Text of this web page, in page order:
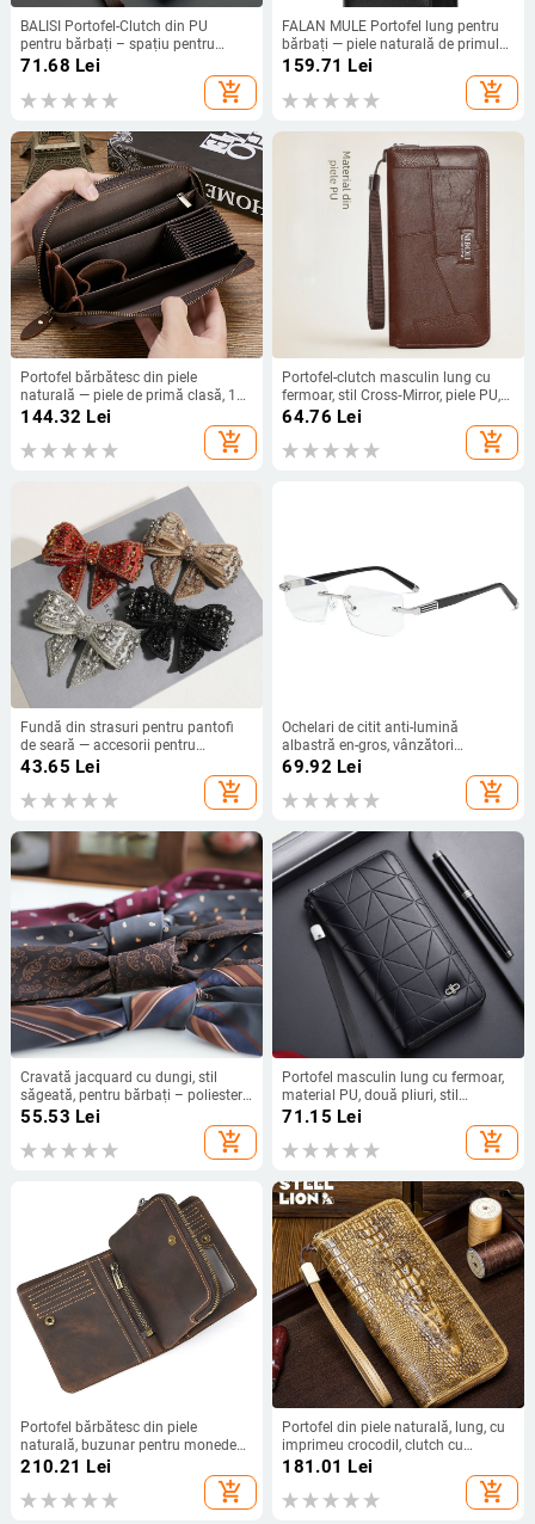
BALISI Portofel-Clutch din PU
pentru bărbați – spațiu pentru
carduri și numerar, căptușală din
71.68 Lei
add_shopping_cart
FALAN MULE Portofel lung pentru
bărbați — piele naturală de primul
strat, stil unisex, culoare solidă,
căptușeală poliester, funcție anti-
furt
159.71 Lei
add_shopping_cart
Portofel bărbătesc din piele
naturală — piele de primă clasă, 1
compartiment pliant, stil de navetă
144.32 Lei
add_shopping_cart
Portofel-clutch masculin lung cu
fermoar, stil Cross‑Mirror, piele PU,
căptușeală din piele sintetică,
64.76 Lei
add_shopping_cart
Fundă din strasuri pentru pantofi
de seară — accesorii pentru
încălțăminte, decor cu pietre
43.65 Lei
add_shopping_cart
Ochelari de citit anti-lumină
albastră en-gros, vânzători
ambulanți, placați cu aur, zoom
inteligent, ochelari de citit pentru
bărbați și femei
69.92 Lei
add_shopping_cart
Cravată jacquard cu dungi, stil
săgeată, pentru bărbați – poliester
mătase
55.53 Lei
add_shopping_cart
Portofel masculin lung cu fermoar,
material PU, două pliuri, stil
business, model monocrom,
71.15 Lei
add_shopping_cart
Portofel bărbătesc din piele
naturală, buzunar pentru monede
cu fermoar, căptușit cu nailon,
culoare solidă, ultra-ușor, stil urban
minimalist
210.21 Lei
add_shopping_cart
Portofel din piele naturală, lung, cu
imprimeu crocodil, clutch cu
fermoar, design cu 2 pliuri,
compartimente pentru mai multe
carduri, anti-furt, căptușeală din
181.01 Lei
add_shopping_cart